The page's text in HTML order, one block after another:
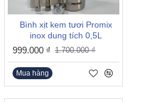
Bình xịt kem tươi Promix
inox dung tích 0,5L
999.000 ₫ 1.700.000 ₫
Mua hàng